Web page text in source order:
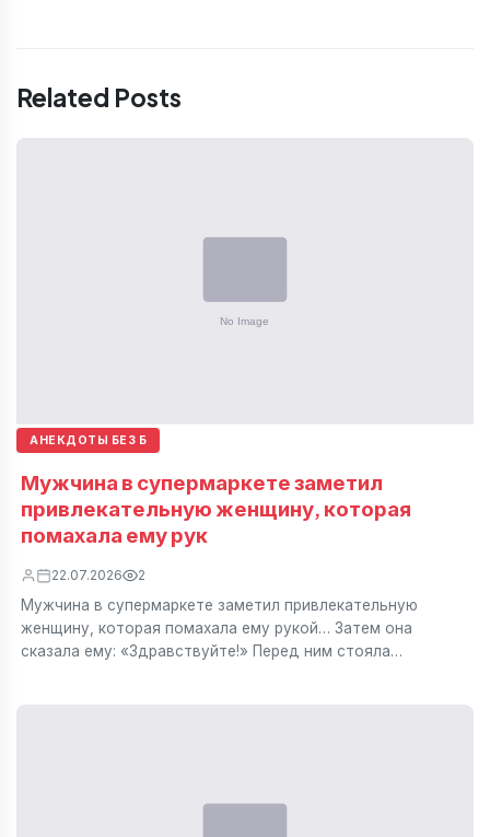
Related Posts
АНЕКДОТЫ БЕЗ Б
Мужчина в супермаркете заметил
привлекательную женщину, которая
помахала ему рук
22.07.2026 2
Мужчина в супермаркете заметил привлекательную
женщину, которая помахала ему рукой… Затем она
сказала ему: «Здравствуйте!» Перед ним стояла…